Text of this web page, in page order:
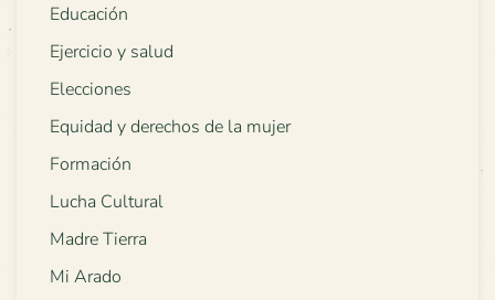
Educación
Ejercicio y salud
Elecciones
Equidad y derechos de la mujer
Formación
Lucha Cultural
Madre Tierra
Mi Arado